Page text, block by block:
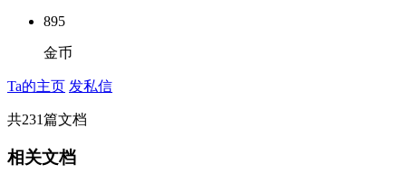
895
金币
Ta的主页 发私信
共231篇文档
相关文档